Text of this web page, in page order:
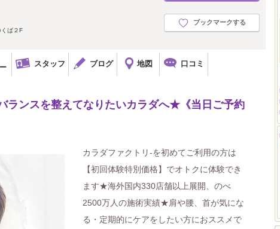
ブックマークする
ば２F
スタッフ ブログ 地図 口コミ
ランスを整えてなりたいカラダへ★《当日ご予約
カラダファクトリ-を初めてご利用の方は
【初回体験特別価格】でオトクに体験でき
ます★海外国内330店舗以上展開、のべ
2500万人の施術実績★肩や腰、首が気にな
る・定期的にケアをしたい方におススメで